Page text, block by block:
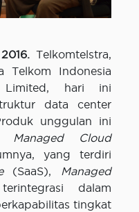
Telkomtelstra,
Telkom Indonesia
Limited, hari ini
data center
unggulan ini
Managed Cloud
yang terdiri
(SaaS),
Managed
dalam
tingkat